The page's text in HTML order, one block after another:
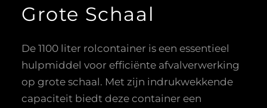
Grote Schaal
De 1100 liter rolcontainer is een essentieel
hulpmiddel voor efficiënte afvalverwerking
op grote schaal. Met zijn indrukwekkende
capaciteit biedt deze container een